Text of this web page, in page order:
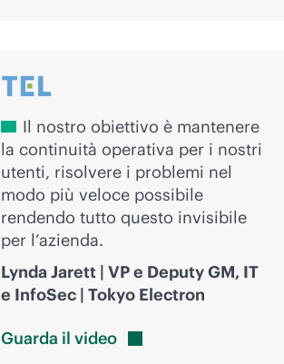
Il nostro obiettivo è mantenere
la continuità operativa per i nostri
utenti, risolvere i problemi nel
modo più veloce possibile
rendendo tutto questo invisibile
per l’azienda.
Lynda Jarett | VP e Deputy GM, IT
e InfoSec | Tokyo Electron
Guarda il video